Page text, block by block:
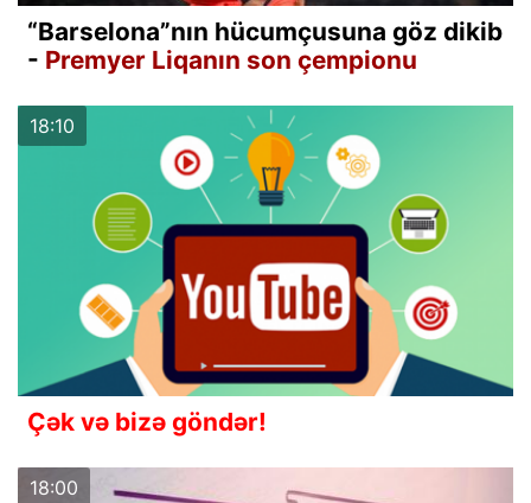
“Barselona”nın hücumçusuna göz dikib
- Premyer Liqanın son çempionu
18:10
Çək və bizə göndər!
18:00